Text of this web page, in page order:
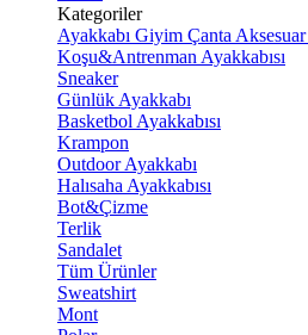
Kategoriler
Ayakkabı Giyim Çanta Aksesuar
Koşu&Antrenman Ayakkabısı
Sneaker
Günlük Ayakkabı
Basketbol Ayakkabısı
Krampon
Outdoor Ayakkabı
Halısaha Ayakkabısı
Bot&Çizme
Terlik
Sandalet
Tüm Ürünler
Sweatshirt
Mont